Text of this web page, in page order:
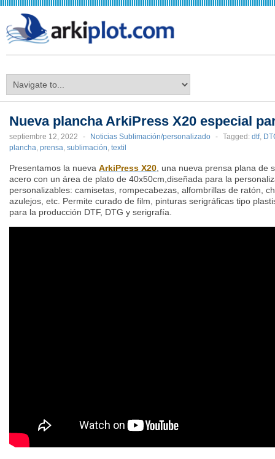
Nueva plancha ArkiPress X20 especial
septiembre 12, 2022 - Noticias Sublimación/personalizado - Tagged: dtf,
plancha, prensa, sublimación, textil
Presentamos la nueva ArkiPress X20, una nueva prensa plana de
acero con un área de plato de 40x50cm,diseñada para la
personalizables: camisetas, rompecabezas, alfombrillas de ratón,
azulejos, etc. Permite curado de film, pinturas serigráficas tipo
para la producción DTF, DTG y serigrafía.